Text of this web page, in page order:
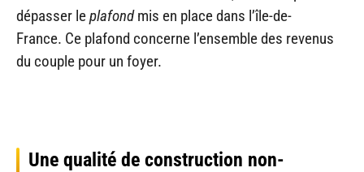
dépasser leplafondmis en place dans l’île-de-
France. Ce plafond concerne l’ensemble des revenus
du couple pour un foyer.
Une qualité de construction non-